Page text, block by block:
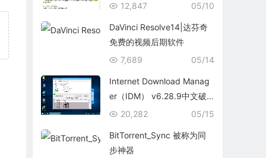
05/10
12,847
DaVinci Resolve14|达芬奇
免费的视频后期软件
05/14
7,689
Internet Download Manag
er（IDM） v6.28.9中文破
解版
05/15
20,282
BitTorrent_Sync 被称为同
步神器